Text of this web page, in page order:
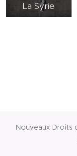
La Syrie
Nouveaux Droits